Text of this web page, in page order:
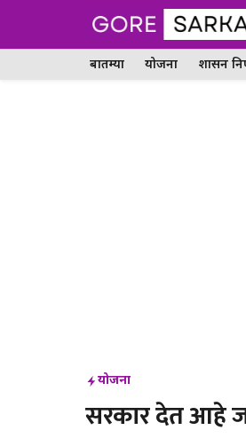
बातम्या योजना शासन
योजना
सरकार देत आहे